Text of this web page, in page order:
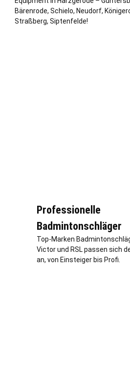
Bärenrode, Schielo, Neudorf,
Straßberg, Siptenfelde!
Professionelle
Badmintonschläger
Top-Marken
Victor und RSL passen sich
an, von Einsteiger bis Profi.